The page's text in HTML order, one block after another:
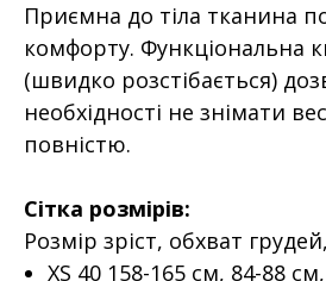
Приємна до тіла тканина
комфорту. Функціональна
(швидко розстібається)
необхідності не знімати
повністю.
Сітка розмірів:
Розмір зріст, обхват
XS 40 158-165 см, 84-88